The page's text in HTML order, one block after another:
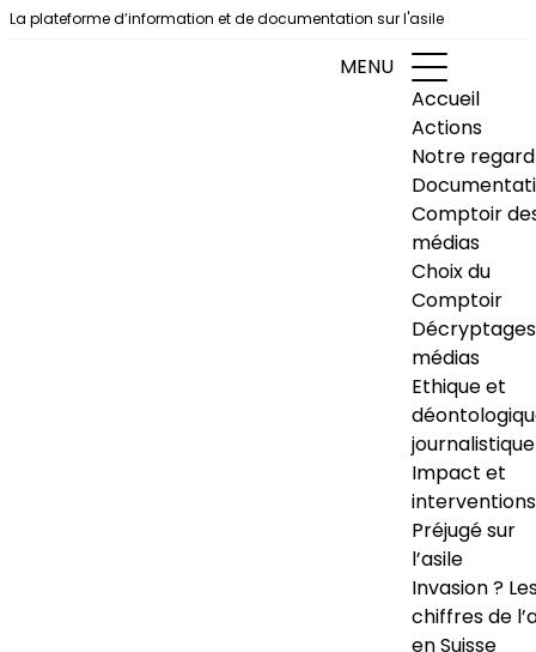
Aller au contenu
La plateforme d’information et de documentation sur l'asile
MENU
Accueil
Actions
Notre regard
Comptoir
médias
Choix du
Comptoir
Décryptages
médias
Ethique et
journalistique
Impact et
interventions
Préjugé sur
l’asile
Invasion ?
chiffres de
en Suisse